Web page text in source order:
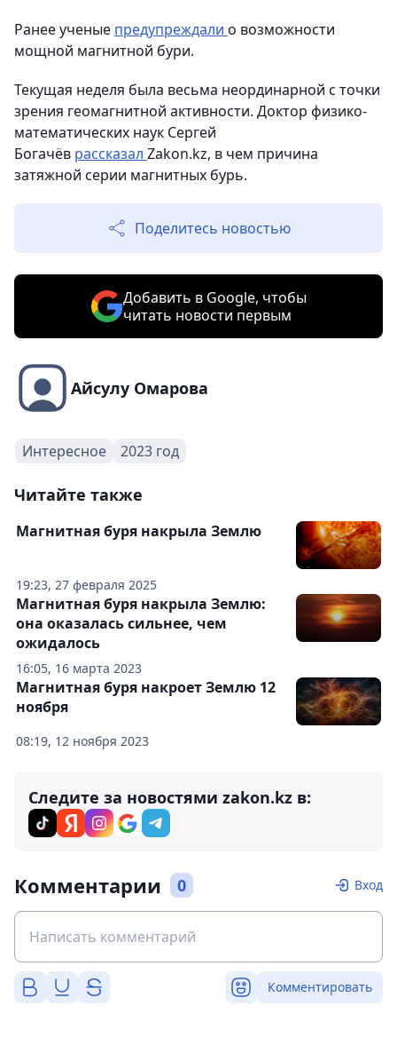
Ранее ученые предупреждали о возможности
мощной магнитной бури.
Текущая неделя была весьма неординарной с точки
зрения геомагнитной активности. Доктор физико-
математических наук Сергей
Богачёв рассказал Zakon.kz, в чем причина
затяжной серии магнитных бурь.
Поделитесь новостью
Добавить в Google, чтобы
читать новости первым
Айсулу Омарова
Интересное 2023 год
Читайте также
19:23, 27 февраля 2025
Магнитная буря накрыла Землю
16:05, 16 марта 2023
Магнитная буря накрыла Землю:
она оказалась сильнее, чем
ожидалось
08:19, 12 ноября 2023
Магнитная буря накроет Землю 12
ноября
Следите за новостями zakon.kz в:
Комментарии 0 Вход
Комментировать